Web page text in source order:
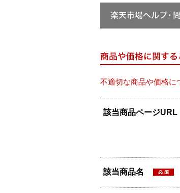
不適切な商品や価格に
該当商品ページURL
該当商品名